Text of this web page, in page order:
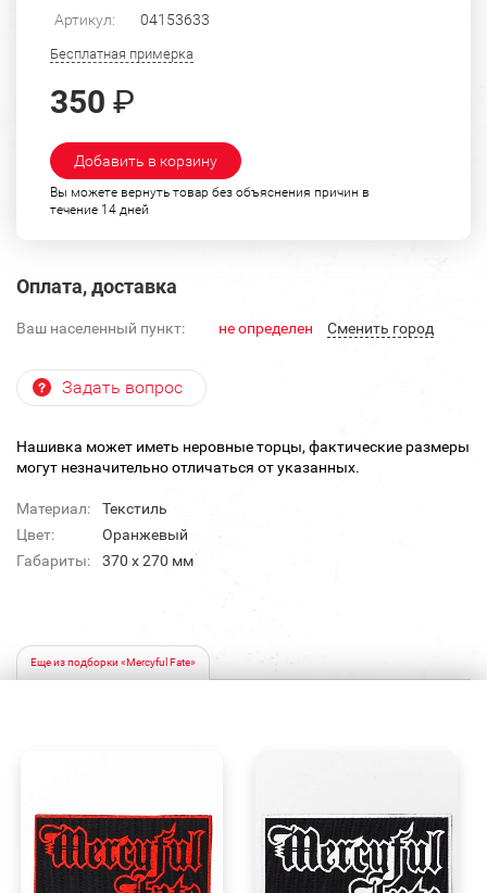
Артикул: 04153633
Бесплатная примерка
350 ₽
Добавить в корзину
Вы можете вернуть товар без объяснения причин в
течение 14 дней
Оплата, доставка
Ваш населенный пункт: не определен Cменить город
Задать вопрос
Нашивка может иметь неровные торцы, фактические размеры
могут незначительно отличаться от указанных.
Материал:
Текстиль
Цвет:
Оранжевый
Габариты:
370 х 270 мм
Еще из подборки «Mercyful Fate»